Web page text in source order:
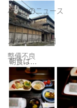
バイクのニュース
日常
スタッフの休日
整備不良
朝食は…